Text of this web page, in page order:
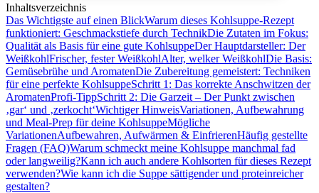
Inhaltsverzeichnis
Das Wichtigste auf einen BlickWarum dieses Kohlsuppe-Rezept
funktioniert: Geschmackstiefe durch TechnikDie Zutaten im Fokus:
Qualität als Basis für eine gute KohlsuppeDer Hauptdarsteller: Der
WeißkohlFrischer, fester WeißkohlAlter, welker WeißkohlDie Basis:
Gemüsebrühe und AromatenDie Zubereitung gemeistert: Techniken
für eine perfekte KohlsuppeSchritt 1: Das korrekte Anschwitzen der
AromatenProfi-TippSchritt 2: Die Garzeit – Der Punkt zwischen
‚gar‘ und ‚zerkocht‘Wichtiger HinweisVariationen, Aufbewahrung
und Meal-Prep für deine KohlsuppeMögliche
VariationenAufbewahren, Aufwärmen & EinfrierenHäufig gestellte
Fragen (FAQ)Warum schmeckt meine Kohlsuppe manchmal fad
oder langweilig?Kann ich auch andere Kohlsorten für dieses Rezept
verwenden?Wie kann ich die Suppe sättigender und proteinreicher
gestalten?